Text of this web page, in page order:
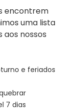
encontrem
uma lista
nossos
e feriados
7 dias